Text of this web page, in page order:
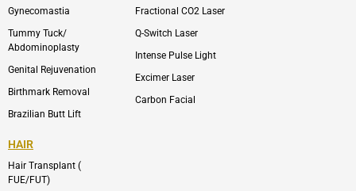
m
-
1
Gynecomastia
Tummy Tuck/
Abdominoplasty
Genital Rejuvenation
Birthmark Removal
Brazilian Butt Lift
Fractional CO2 Laser
Q-Switch Laser
Intense Pulse Light
Excimer Laser
Carbon Facial
HAIR
Hair Transplant (
FUE/FUT)